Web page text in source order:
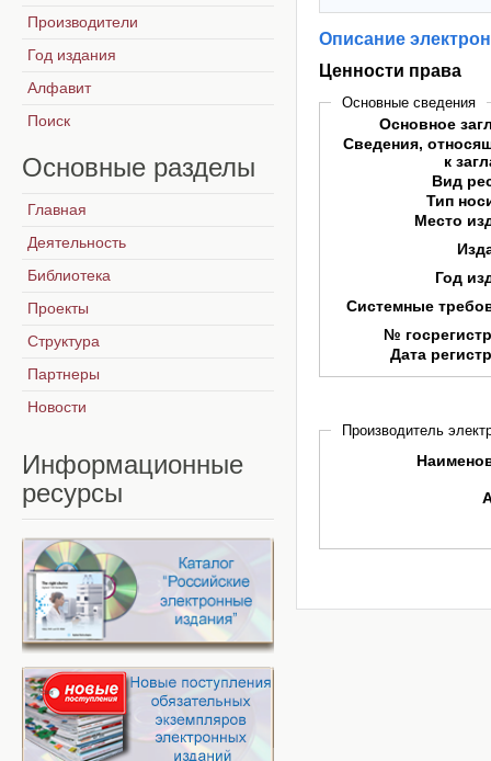
Описание
Ценности права
Основные сведения
Основное
Сведения,
к
Вид
Тип
Место
Год
Системные
№
Дата
Производитель
Производители
Год издания
Алфавит
Поиск
Основные разделы
Главная
Деятельность
Библиотека
Проекты
Структура
Партнеры
Новости
Информационные
ресурсы